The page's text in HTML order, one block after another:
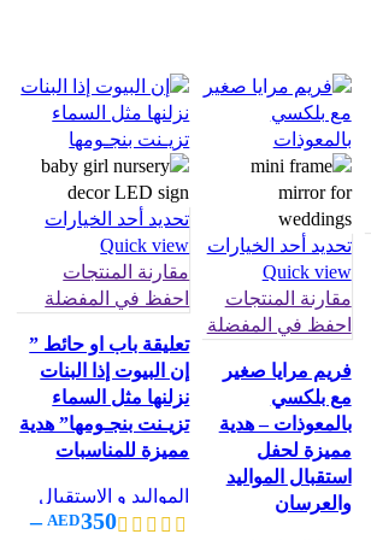
تحديد أحد الخيارات
Quick view
مقارنة المنتجات
احفظ في المفضلة
فريم مرايا صغير
مع بلكسي
بالمعوذات – هدية
مميزة لحفل
استقبال المواليد
والعرسان
تحديد أحد الخيارات
Quick view
مقارنة المنتجات
احفظ في المفضلة
تعليقة باب او حائط ”
إن البيوت إذا البنات
نزلنها مثل السماء
تزيـنت بنجـومها” هدية
مميزة للمناسبات
المواليد و الاستقبال
AED350
–